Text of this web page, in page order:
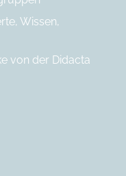
Wissen,
von der Didacta